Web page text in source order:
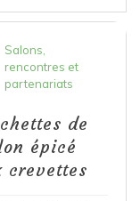
Salons,
rencontres et
partenariats
de
épicé
crevettes